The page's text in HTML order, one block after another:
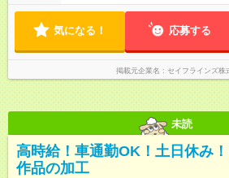
望の方は夜勤（21:00～6:00）のお
気になる！ 応募する
掲載元企業名 セイフラインズ株
未読
高時給！車通勤OK！土日休み
作品の加工